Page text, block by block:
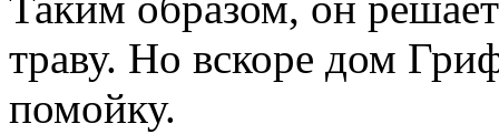
траву. Но вскоре дом
помойку.